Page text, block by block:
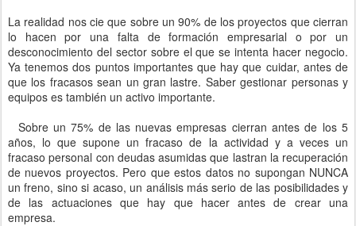
La realidad nos cie que sobre un 90% de los proyectos que cierran
lo hacen por una falta de formación empresarial o por un
desconocimiento del sector sobre el que se intenta hacer negocio.
Ya tenemos dos puntos importantes que hay que cuidar, antes de
que los fracasos sean un gran lastre. Saber gestionar personas y
equipos es también un activo importante.
Sobre un 75% de las nuevas empresas cierran antes de los 5
años, lo que supone un fracaso de la actividad y a veces un
fracaso personal con deudas asumidas que lastran la recuperación
de nuevos proyectos. Pero que estos datos no supongan NUNCA
un freno, sino si acaso, un análisis más serio de las posibilidades y
de las actuaciones que hay que hacer antes de crear una
empresa.